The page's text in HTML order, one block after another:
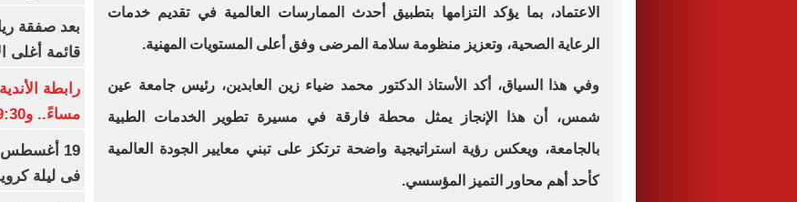
الاعتماد، بما يؤكد التزامها بتطبيق أحدث الممارسات العالمية في تقديم خدمات
الرعاية الصحية، وتعزيز منظومة سلامة المرضى وفق أعلى المستويات المهنية.
وفي هذا السياق، أكد الأستاذ الدكتور محمد ضياء زين العابدين، رئيس جامعة عين
شمس، أن هذا الإنجاز يمثل محطة فارقة في مسيرة تطوير الخدمات الطبية
بالجامعة، ويعكس رؤية استراتيجية واضحة ترتكز على تبني معايير الجودة العالمية
كأحد أهم محاور التميز المؤسسي.
بعد صفقة
قائمة أغلى
مساءً.. و9:30 فى رمضان
19
فى ليلة